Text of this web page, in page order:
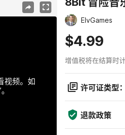
视频。如
ElvGames
$4.99
增值税将在结算时
许可证类型
退款政策